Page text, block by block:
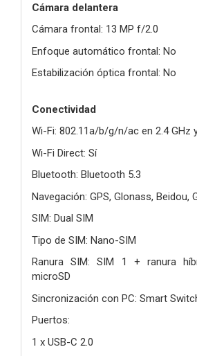
Cámara delantera
Cámara frontal: 13 MP f/2.0
Enfoque automático frontal: No
Estabilización óptica frontal: No
Conectividad
Wi-Fi: 802.11a/b/g/n/ac en 2.4 GHz
Wi-Fi Direct: Sí
Bluetooth: Bluetooth 5.3
Navegación: GPS, Glonass, Beidou,
SIM: Dual SIM
Tipo de SIM: Nano-SIM
Ranura SIM: SIM 1 + ranura
microSD
Sincronización con PC: Smart
Puertos:
1 x USB-C 2.0